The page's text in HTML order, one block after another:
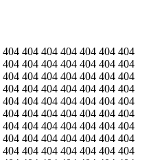
404 404 404 404 404 404
404 404 404 404 404 404
404 404 404 404 404 404
404 404 404 404 404 404
404 404 404 404 404 404
404 404 404 404 404 404
404 404 404 404 404 404
404 404 404 404 404 404
404 404 404 404 404 404